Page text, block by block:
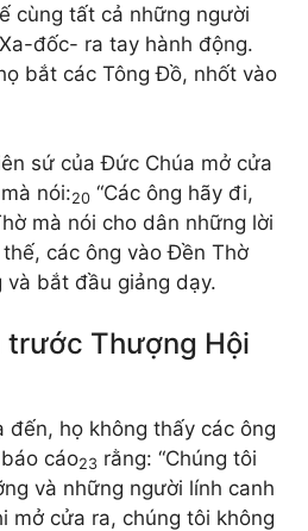
cùng tất cả những người
đốc- ra tay hành động.
bắt các Tông Đồ, nhốt vào
sứ của Đức Chúa mở cửa
nói:20 “Các ông hãy đi,
mà nói cho dân những lời
thế, các ông vào Đền Thờ
bắt đầu giảng dạy.
trước Thượng Hội
đến, họ không thấy các ông
cáo23 rằng: “Chúng tôi
và những người lính canh
mở cửa ra, chúng tôi không